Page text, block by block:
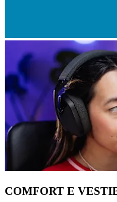
COMFORT E